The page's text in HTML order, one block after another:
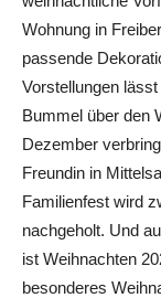
Wohnung in
passende
Vorstellungen
Bummel über den
Dezember
Freundin in
Familienfest wird
nachgeholt. Und
ist Weihnachten
besonderes